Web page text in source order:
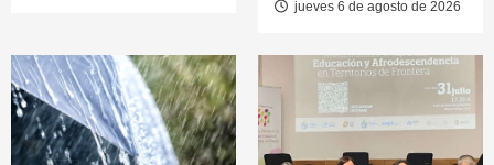
jueves 6 de agosto de 2026